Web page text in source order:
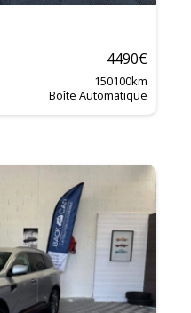
4490€
150100km
Boîte Automatique